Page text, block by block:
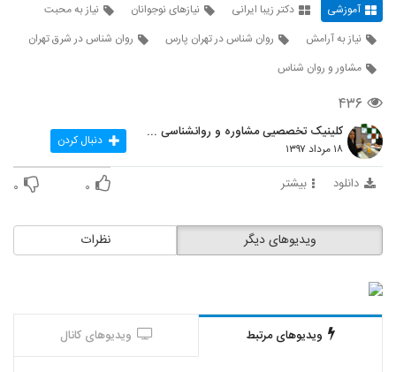
پول جیبی و زیاده خواهی فرزندان
۱۰ بازدید
40
مدیریت پول جیبی در کودکان
تخلیه هیجان در گفتگو با همسر
۲۱ بازدید
تکنیک های کنترل احساس و هیجان
آموزشی دکتر زیبا ایرانی نیازهای نوجوانان
نیاز به محبت
نیاز به آرامش
روان شناس در تهران پارس
روان شناس در شرق تهران
مشاور و روان شناس
۴۳۶
کلینیک تخصصیی مشاوره و روانشناسی خانواده ایرانی
۱۸ مرداد ۱۳۹۷ دنبال کردن
دانلود بیشتر ۰ ۰
نظرات ویدیوهای دیگر
ویدیوهای مرتبط ویدیوهای کانال